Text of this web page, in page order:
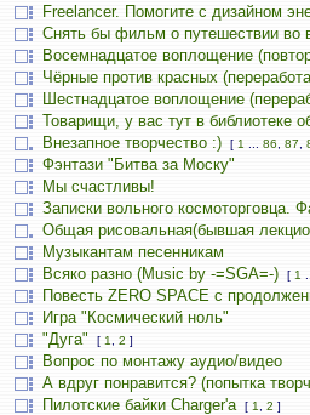
Freelancer. Помогите с дизайном
Снять бы фильм о путешествии во
Восемнадцатое воплощение
Чёрные против красных
Шестнадцатое воплощение
Товарищи, у вас тут в библиотеке
Внезапное творчество :)
[ 1 86 87
Фэнтази "Битва за Моску"
Мы счастливы!
Записки вольного космоторговца.
Общая рисовальная(бывшая
Музыкантам песенникам
Всяко разно (Music by -=SGA=-)
[ 1
Повесть ZERO SPACE с
Игра "Космический ноль"
"Дуга"
[ 1 2 ]
Вопрос по монтажу аудио/видео
А вдруг понравится? (попытка
Пилотские байки Charger'а
[ 1 2 ]